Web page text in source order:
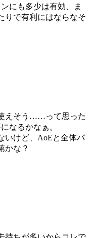
にも多少は有効、ま
りで有利にはならなそ
えそう……って思った
なるかなぁ。
いけど、AoEと全体バ
かな？